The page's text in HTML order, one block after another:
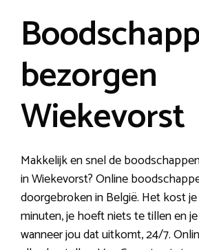
bezorgen
Wiekevorst
Makkelijk en snel de
in Wiekevorst? Online
doorgebroken in België. Het kost je
minuten, je hoeft niets te tillen en
wanneer jou dat uitkomt, 24/7.